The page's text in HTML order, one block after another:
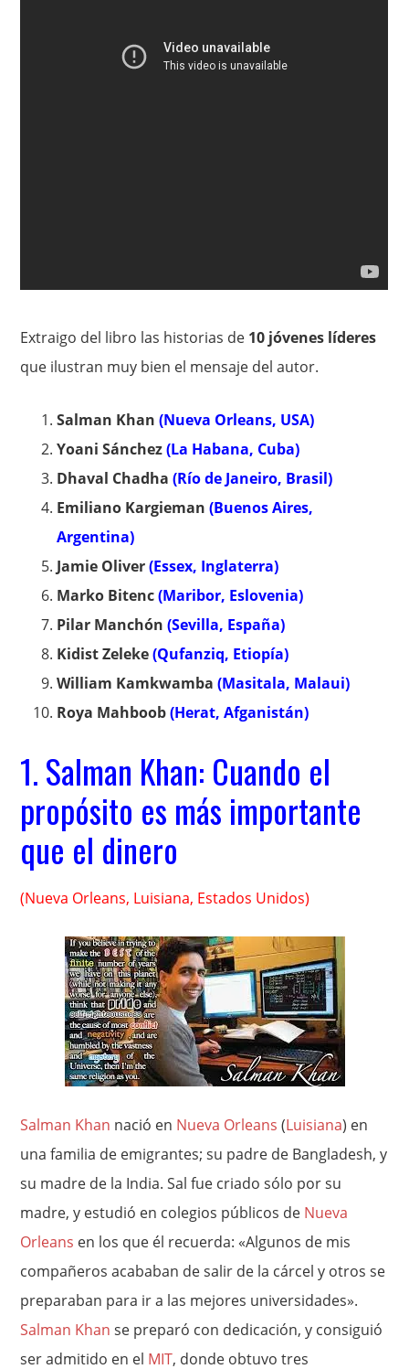
Extraigo del libro las historias de 10 jóvenes líderes
que ilustran muy bien el mensaje del autor.
Salman Khan(Nueva Orleans, USA)
Yoani Sánchez(La Habana, Cuba)
Dhaval Chadha(Río de Janeiro, Brasil)
Emiliano Kargieman(Buenos Aires,
Argentina)
Jamie Oliver(Essex, Inglaterra)
Marko Bitenc(Maribor, Eslovenia)
Pilar Manchón(Sevilla, España)
Kidist Zeleke(Qufanziq, Etiopía)
William Kamkwamba(Masitala, Malaui)
Roya Mahboob(Herat, Afganistán)
1. Salman Khan: Cuando el
propósito es más importante
que el dinero
(Nueva Orleans, Luisiana, Estados Unidos)
Salman Khan nació en Nueva Orleans (Luisiana) en
una familia de emigrantes; su padre de Bangladesh, y
su madre de la India. Sal fue criado sólo por su
madre, y estudió en colegios públicos de Nueva
Orleans en los que él recuerda: «Algunos de mis
compañeros acababan de salir de la cárcel y otros se
preparaban para ir a las mejores universidades».
Salman Khan se preparó con dedicación, y consiguió
ser admitido en el MIT, donde obtuvo tres